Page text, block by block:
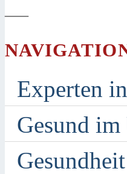
—
Experten
Gesund